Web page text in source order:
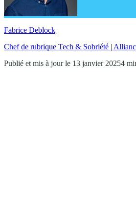
Fabrice Deblock
Chef de rubrique Tech & Sobriété |
Publié et mis à jour le 13 janvier 20254